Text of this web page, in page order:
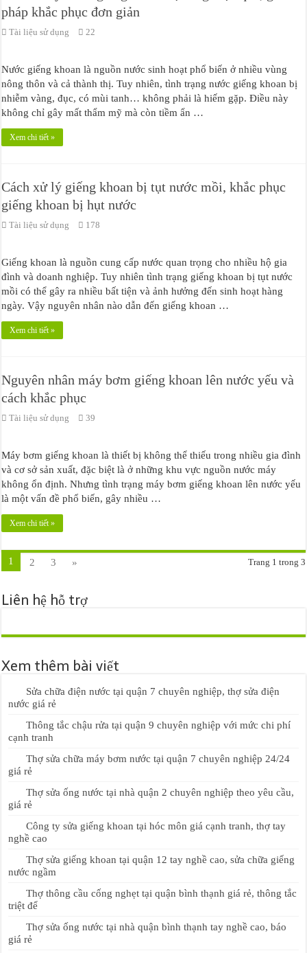
pháp khắc phục đơn giản
Tài liệu sử dụng 22
Nước giếng khoan là nguồn nước sinh hoạt phổ biến ở nhiều vùng
nông thôn và cả thành thị. Tuy nhiên, tình trạng nước giếng khoan bị
nhiễm vàng, đục, có mùi tanh… không phải là hiếm gặp. Điều này
không chỉ gây mất thẩm mỹ mà còn tiềm ẩn …
Xem chi tiết »
Cách xử lý giếng khoan bị tụt nước mồi, khắc phục
giếng khoan bị hụt nước
Tài liệu sử dụng 178
Giếng khoan là nguồn cung cấp nước quan trọng cho nhiều hộ gia
đình và doanh nghiệp. Tuy nhiên tình trạng giếng khoan bị tụt nước
mồi có thể gây ra nhiều bất tiện và ảnh hưởng đến sinh hoạt hàng
ngày. Vậy nguyên nhân nào dẫn đến giếng khoan …
Xem chi tiết »
Nguyên nhân máy bơm giếng khoan lên nước yếu và
cách khắc phục
Tài liệu sử dụng 39
Máy bơm giếng khoan là thiết bị không thể thiếu trong nhiều gia đình
và cơ sở sản xuất, đặc biệt là ở những khu vực nguồn nước máy
không ổn định. Nhưng tình trạng máy bơm giếng khoan lên nước yếu
là một vấn đề phổ biến, gây nhiều …
Xem chi tiết »
Trang 1 trong 3
1 2 3 »
Liên hệ hỗ trợ
Xem thêm bài viết
Sửa chữa điện nước tại quận 7 chuyên nghiệp, thợ sửa điện
nước giá rẻ
Thông tắc chậu rửa tại quận 9 chuyên nghiệp với mức chi phí
cạnh tranh
Thợ sửa chữa máy bơm nước tại quận 7 chuyên nghiệp 24/24
giá rẻ
Thợ sửa ống nước tại nhà quận 2 chuyên nghiệp theo yêu cầu,
giá rẻ
Công ty sửa giếng khoan tại hóc môn giá cạnh tranh, thợ tay
nghề cao
Thợ sửa giếng khoan tại quận 12 tay nghề cao, sửa chữa giếng
nước ngầm
Thợ thông cầu cống nghẹt tại quận bình thạnh giá rẻ, thông tắc
triệt để
Thợ sửa ống nước tại nhà quận bình thạnh tay nghề cao, báo
giá rẻ